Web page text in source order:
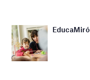
EducaMiró